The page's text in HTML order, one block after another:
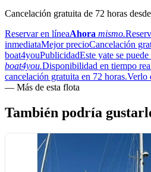
Cancelación gratuita de 72 horas
Reservar en líneaAhora mismo.
inmediataMejor precioCancelación
boat4youPublicidadEste yate se
boat4you.Disponibilidad en tiempo
cancelación gratuita en 72 horas.Verlo
— Más de esta flota
También podría